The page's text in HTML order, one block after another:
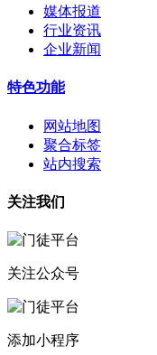
媒体报道
行业资讯
企业新闻
特色功能
网站地图
聚合标签
站内搜索
关注我们
关注公众号
添加小程序